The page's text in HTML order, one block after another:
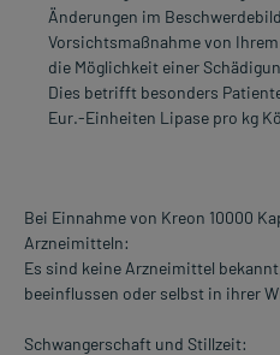
Änderungen im
Vorsichtsmaßnahme von
die Möglichkeit einer
Dies betrifft besonders
Eur.-Einheiten Lipase pro kg
Bei Einnahme von Kreon 10000
Arzneimitteln:
Es sind keine Arzneimittel
beeinflussen oder selbst in ihrer
Schwangerschaft und Stillzeit: